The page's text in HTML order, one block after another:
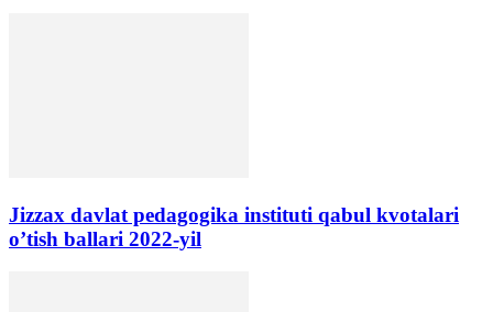
Jizzax davlat pedagogika instituti qabul kvotalari
o’tish ballari 2022-yil